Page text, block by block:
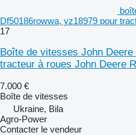
Df50186rowwa, yz18979 pour
17
Boîte de vitesses John
tracteur à roues John Deere
7.000 €
Boîte de vitesses
Ukraine, Bila
Agro-Power
Contacter le vendeur